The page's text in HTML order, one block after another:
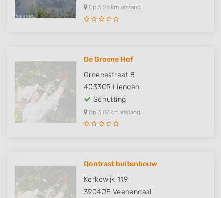
Op 3,26 km afstand
De Groene Hof
Groenestraat 8
4033CR Lienden
Schutting
Op 3,87 km afstand
Qontrast buitenbouw
Kerkewijk 119
3904JB Veenendaal